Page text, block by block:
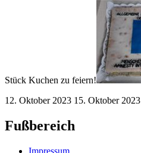
Stück Kuchen zu feiern!
12. Oktober 2023 15. Oktober 2023
Fußbereich
Impressum